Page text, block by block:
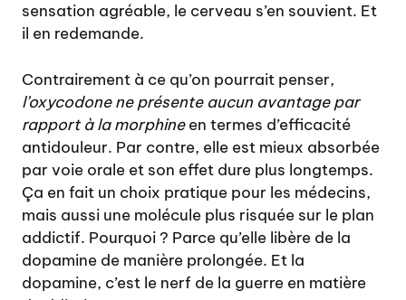
sensation agréable, le cerveau s’en souvient. Et
il en redemande.
Contrairement à ce qu’on pourrait penser,
l’oxycodone ne présente aucun avantage par
rapport à la morphineen termes d’efficacité
antidouleur. Par contre, elle est mieux absorbée
par voie orale et son effet dure plus longtemps.
Ça en fait un choix pratique pour les médecins,
mais aussi une molécule plus risquée sur le plan
addictif. Pourquoi ? Parce qu’elle libère de la
dopamine de manière prolongée. Et la
dopamine, c’est le nerf de la guerre en matière